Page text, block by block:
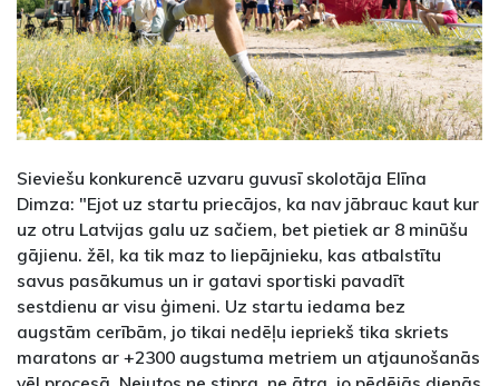
Sieviešu konkurencē uzvaru guvusī skolotāja Elīna
Dimza: "Ejot uz startu priecājos, ka nav jābrauc kaut kur
uz otru Latvijas galu uz sačiem, bet pietiek ar 8 minūšu
gājienu. žēl, ka tik maz to liepājnieku, kas atbalstītu
savus pasākumus un ir gatavi sportiski pavadīt
sestdienu ar visu ģimeni. Uz startu iedama bez
augstām cerībām, jo tikai nedēļu iepriekš tika skriets
maratons ar +2300 augstuma metriem un atjaunošanās